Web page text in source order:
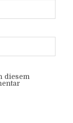
diesem